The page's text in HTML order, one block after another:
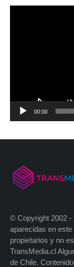
00:00
© Copyright 2002 -
aparecidas en
propietarios y no
TransMedia.cl
de Chile.